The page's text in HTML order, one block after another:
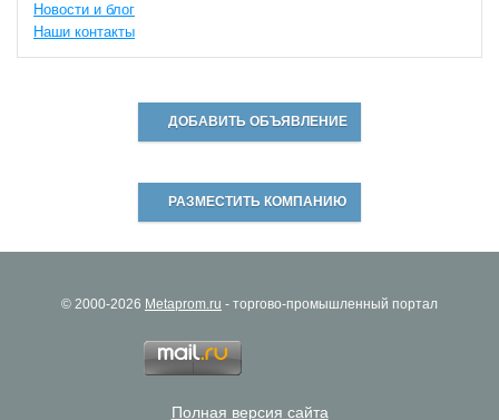
Новости и блог
Наши контакты
© 2000-2026 Metaprom.ru - торгово-промышленный портал
Полная версия сайта